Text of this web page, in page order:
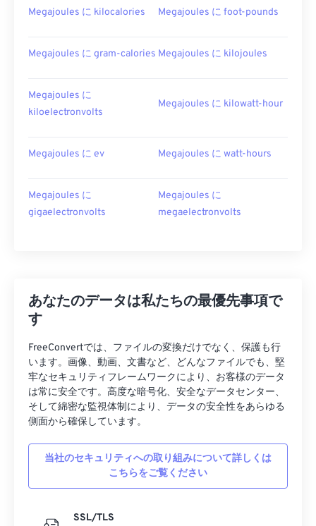
Megajoules に kilocalories Megajoules に foot-pounds
Megajoules に gram-calories Megajoules に kilojoules
Megajoules に
kiloelectronvolts
Megajoules に kilowatt-hour
Megajoules に ev Megajoules に watt-hours
Megajoules に
gigaelectronvolts
Megajoules に
megaelectronvolts
あなたのデータは私たちの最優先事項で
す
FreeConvertでは、ファイルの変換だけでなく、保護も行
います。画像、動画、文書など、どんなファイルでも、堅
牢なセキュリティフレームワークにより、お客様のデータ
は常に安全です。高度な暗号化、安全なデータセンター、
そして綿密な監視体制により、データの安全性をあらゆる
側面から確保しています。
当社のセキュリティへの取り組みについて詳しくは
こちらをご覧ください
SSL/TLS